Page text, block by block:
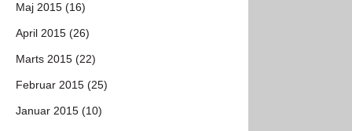
Maj 2015 (16)
April 2015 (26)
Marts 2015 (22)
Februar 2015 (25)
Januar 2015 (10)